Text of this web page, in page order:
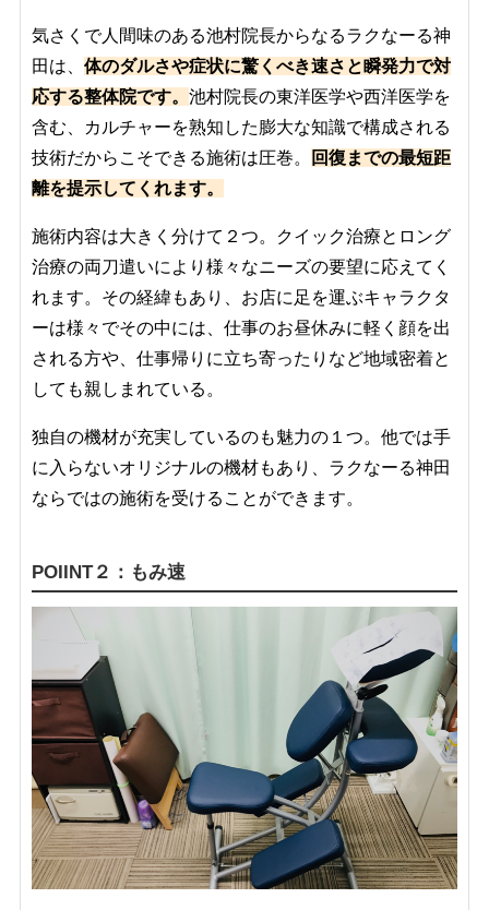
気さくで人間味のある池村院長からなるラクなーる神
田は、 体のダルさや症状に驚くべき速さと瞬発力で対
応する整体院です。 池村院長の東洋医学や西洋医学を
含む、カルチャーを熟知した膨大な知識で構成される
技術だからこそできる施術は圧巻。
回復までの最短距
離を提示してくれます。
施術内容は大きく分けて２つ。クイック治療とロング
治療の両刀遣いにより様々なニーズの要望に応えてく
れます。その経緯もあり、お店に足を運ぶキャラクタ
ーは様々でその中には、仕事のお昼休みに軽く顔を出
される方や、仕事帰りに立ち寄ったりなど地域密着と
しても親しまれている。
独自の機材が充実しているのも魅力の１つ。他では手
に入らないオリジナルの機材もあり、ラクなーる神田
ならではの施術を受けることができます。
POIINT２：もみ速